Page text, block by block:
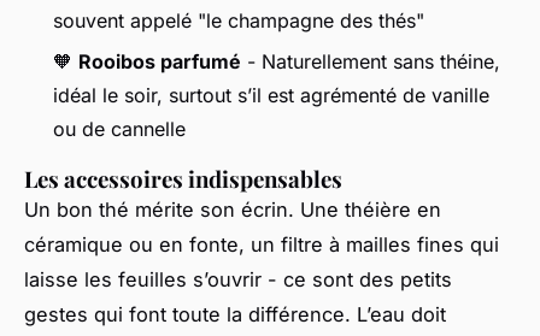
souvent appelé "le champagne des thés"
🧡 Rooibos parfumé - Naturellement sans théine,
idéal le soir, surtout s’il est agrémenté de vanille
ou de cannelle
Les accessoires indispensables
Un bon thé mérite son écrin. Une théière en
céramique ou en fonte, un filtre à mailles fines qui
laisse les feuilles s’ouvrir - ce sont des petits
gestes qui font toute la différence. L’eau doit